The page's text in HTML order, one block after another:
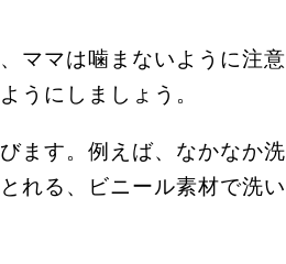
ママは噛まないように注意
うにしましょう。
ます。例えば、なかなか洗
れる、ビニール素材で洗い